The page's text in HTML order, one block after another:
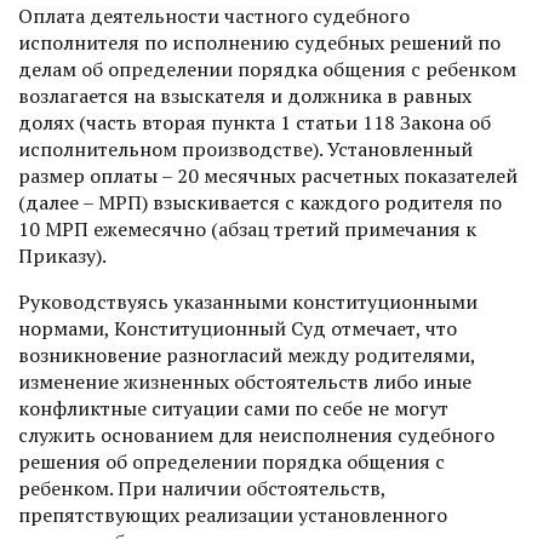
Оплата деятельности частного судебного
исполнителя по исполнению судебных решений по
делам об определении порядка общения с ребенком
возлагается на взыскателя и должника в равных
долях (часть вторая пункта 1 статьи 118 Закона об
исполнительном производстве). Установленный
размер оплаты – 20 месячных расчетных показателей
(далее – МРП) взыскивается с каждого родителя по
10 МРП ежемесячно (абзац третий примечания к
Приказу).
Руководствуясь указанными конституционными
нормами, Конституционный Суд отмечает, что
возникновение разногласий между родителями,
изменение жизненных обстоятельств либо иные
конфликтные ситуации сами по себе не могут
служить основанием для неисполнения судебного
решения об определении порядка общения с
ребенком. При наличии обстоятельств,
препятствующих реализации установленного